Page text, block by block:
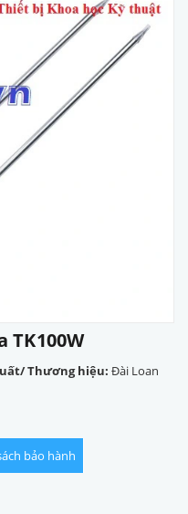
TK100W
Thương hiệu: Đài Loan
bảo hành